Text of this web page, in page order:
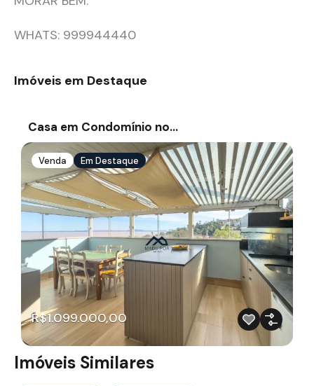
WHATS: 999944440
Imóveis em Destaque
Casa em Condomínio no…
Venda Em Destaque
R$1.099.000,00
Imóveis Similares